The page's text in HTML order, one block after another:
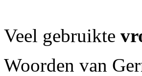
Veel gebruikte
Woorden van